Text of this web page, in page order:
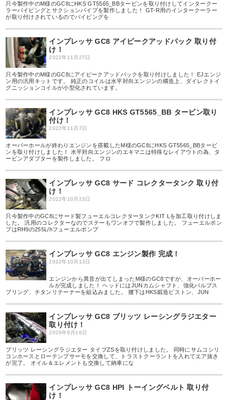
只今製作中のM様のGC8にHKS GT5565_BBタービンを取り付けしてインタークー
ラーパイピングとサクションパイプを製作しました！ GT-R用のインタークーラー
が取り付けされているのでパイピングを
インプレッサ GC8 アイピークアッドパック 取り付
け！
2022年11月27日
只今製作中のM様のGC8に​アイピークアッドパックを取り付けしました！ EJエンジ
ン用の汎用キットです。 純正のコイルは水平対向エンジンの構造上、ダイレクトイ
グニッションコイルが小型化されています。
インプレッサ GC8 HKS GT5565_BB タービン取り
付け！
2022年11月7日
オーバーホールが終わりエンジンを搭載したM様のGC8にHKS GT5565_BBタービ
ンを取り付けしました！ 水平対向エンジンのエキマニは特殊なレイアウトの為、タ
ービンアダプターを製作しました。 フロ
インプレッサ GC8 サード コレクタータンク 取り付
け！
2022年10月23日
只今製作中のGC8にサード製フューエルコレクタータンクKIT Lを加工取り付けしま
した。 汎用のコレクターなのでステーもワンオフで製作しました。 フューエルポン
プはRH9の255L/hフューエルポンプ
インプレッサ GC8 エンジン製作 完成！
2022年10月13日
エンジンから異音が出てしまったM様のGC8ですが、オーバーホー
ルが完成しました！ ヘッドにはJUNカムシャフト、強化バルブス
プリング、チタンリテーナーを組込みました。 腰下はHKS鍛造ピストン、JUN
インプレッサ GC8 ブリッツ レーシングラジエター
取り付け！
2020年6月16日
ブリッツ レーシングラジエター タイプZSを取り付けしました。 同時にサムコシリ
コンホースとローテンプサーモを交換して、トラストクーラントを入れてエア抜き
が完了。 オイル＆エレメントも交換して納車にな
インプレッサ GC8 HPI トーイングベルト 取り付
け！